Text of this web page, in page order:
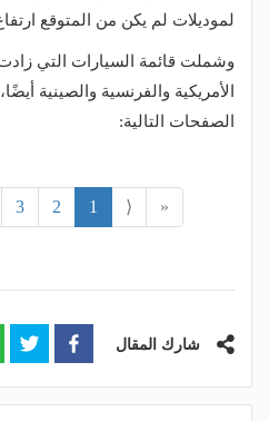
لموديلات لم يكن من المتوقع
وشملت قائمة السيارات التي
الأمريكية والفرنسية والصينية
الصفحات التالية:
«
⟨
1
2
3
شارك المقال